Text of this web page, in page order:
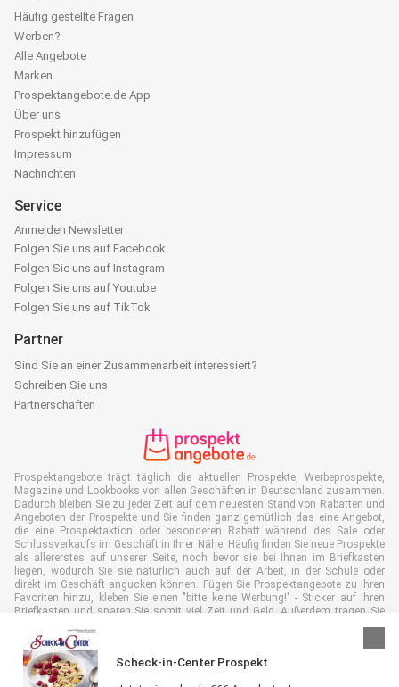
Scheck-in-Center Prospekt
Häufig gestellte Fragen
Werben?
Alle Angebote
Marken
Prospektangebote.de App
Über uns
Prospekt hinzufügen
Impressum
Nachrichten
Service
Anmelden Newsletter
Folgen Sie uns auf Facebook
Folgen Sie uns auf Instagram
Folgen Sie uns auf Youtube
Folgen Sie uns auf TikTok
Partner
Sind Sie an einer Zusammenarbeit interessiert?
Schreiben Sie uns
Partnerschaften
Prospektangebote trägt täglich die aktuellen Prospekte, Werbeprospekte,
Magazine und Lookbooks von allen Geschäften in Deutschland zusammen.
Dadurch bleiben Sie zu jeder Zeit auf dem neuesten Stand von Rabatten und
Angeboten der Prospekte und Sie finden ganz gemütlich das eine Angebot,
die eine Prospektaktion oder besonderen Rabatt während des Sale oder
Schlussverkaufs im Geschäft in Ihrer Nähe. Häufig finden Sie neue Prospekte
als allererstes auf unserer Seite, noch bevor sie bei Ihnen im Briefkasten
liegen, wodurch Sie sie natürlich auch auf der Arbeit, in der Schule oder
direkt im Geschäft angucken können. Fügen Sie Prospektangebote zu Ihren
Favoriten hinzu, kleben Sie einen "bitte keine Werbung!" - Sticker auf Ihren
Briefkasten und sparen Sie somit viel Zeit und Geld. Außerdem tragen Sie
damit auch aktiv zur Papiermüll Reduktion bei, was gut für unsere Umwelt